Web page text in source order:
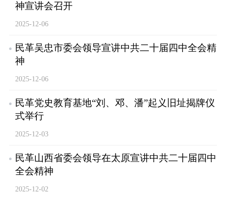
神宣讲会召开
2025-12-06
民革吴忠市委会领导宣讲中共二十届四中全会精
神
2025-12-06
民革党史教育基地“刘、邓、潘”起义旧址揭牌仪
式举行
2025-12-03
民革山西省委会领导在太原宣讲中共二十届四中
全会精神
2025-12-02